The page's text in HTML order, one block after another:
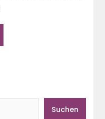
Suchen